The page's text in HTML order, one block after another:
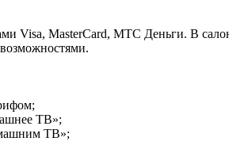
Visa, MasterCard, МТС Деньги. В
ТВ»;
ТВ»;